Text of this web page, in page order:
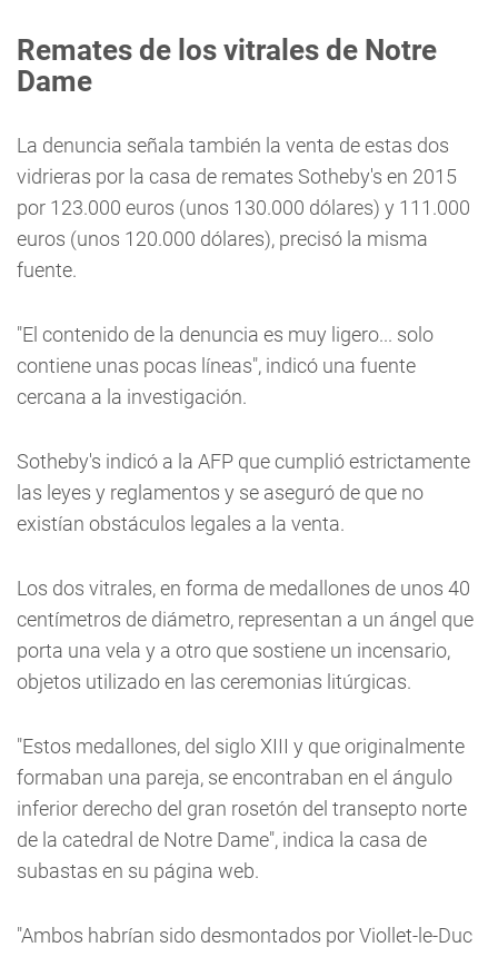
Remates de los vitrales de Notre
Dame
La denuncia señala también la venta de estas dos
vidrieras por la casa de remates Sotheby's en 2015
por 123.000 euros (unos 130.000 dólares) y 111.000
euros (unos 120.000 dólares), precisó la misma
fuente.
"El contenido de la denuncia es muy ligero... solo
contiene unas pocas líneas", indicó una fuente
cercana a la investigación.
Sotheby's indicó a la AFP que cumplió estrictamente
las leyes y reglamentos y se aseguró de que no
existían obstáculos legales a la venta.
Los dos vitrales, en forma de medallones de unos 40
centímetros de diámetro, representan a un ángel que
porta una vela y a otro que sostiene un incensario,
objetos utilizado en las ceremonias litúrgicas.
"Estos medallones, del siglo XIII y que originalmente
formaban una pareja, se encontraban en el ángulo
inferior derecho del gran rosetón del transepto norte
de la catedral de Notre Dame", indica la casa de
subastas en su página web.
"Ambos habrían sido desmontados por Viollet-le-Duc